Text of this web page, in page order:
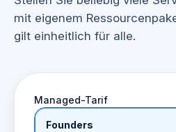
mit eigenem
gilt einheitlich für alle.
Managed-Tarif
Founders